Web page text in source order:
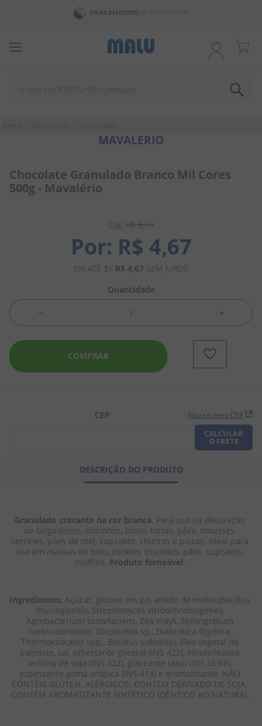
3% DE DESCONTO
MAVALERIO
Chocolate Granulado Branco Mil Cores
500g - Mavalério
R$ 5,19
R$ 4,67
EM ATÉ 1X R$ 4,67 SEM JUROS
Quantidade
＋
－
COMPRAR
CEP Não sei meu CEP
CALCULAR
O FRETE
DESCRIÇÃO DO PRODUTO
Granulado crocante na cor branca. Para uso na decoração
de brigadeiros, docinhos, bolos, tortas, pães, mousses,
verrines, pães de mel, cupcakes, churros e pizzas. Ideal para
uso em massas de bolo, cookies, biscoitos, pães, cupcakes,
muffins. Produto forneável.
Ingredientes: Açúcar, glicose em pó, amido de milho (Bacillus
thuringiensis, Streptomyces viridochromogenes,
Agrobacterium tumefaciens, Zea mays, Sphingobium
herbicidorovans, Dicossoma sp., Diabrótica firgifera,
Thermoccocales spp., Bacillus substilis), óleo vegetal de
palmiste, sal, umectante glicerol (INS 422), emulsificante
lecitina de soja (INS 322), glaceante talco (INS 553iii),
espessante goma arábica (INS 414) e aromatizante. NÃO
CONTÉM GLÚTEN. ALÉRGICOS: CONTÉM DERIVADO DE SOJA.
CONTÉM AROMATIZANTE SINTÉTICO IDÊNTICO AO NATURAL.
1 º
chocolate
3º
pirulito
5 º
amendoim
6º
salgadinho
biscoito
9º
doce leite